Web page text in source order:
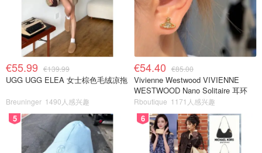
€55.99 €139.99
UGG UGG ELEA 女士棕色毛绒凉拖
Breuninger 1490人感兴趣
€54.40 €85.00
Vivienne Westwood VIVIENNE
WESTWOOD Nano Solitaire 耳环
Rboutique 1171人感兴趣
5 6